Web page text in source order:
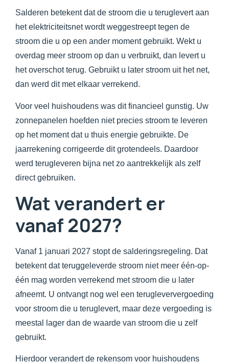
Salderen betekent dat de stroom die u teruglevert aan
het elektriciteitsnet wordt weggestreept tegen de
stroom die u op een ander moment gebruikt. Wekt u
overdag meer stroom op dan u verbruikt, dan levert u
het overschot terug. Gebruikt u later stroom uit het net,
dan werd dit met elkaar verrekend.
Voor veel huishoudens was dit financieel gunstig. Uw
zonnepanelen hoefden niet precies stroom te leveren
op het moment dat u thuis energie gebruikte. De
jaarrekening corrigeerde dit grotendeels. Daardoor
werd terugleveren bijna net zo aantrekkelijk als zelf
direct gebruiken.
Wat verandert er
vanaf 2027?
Vanaf 1 januari 2027 stopt de salderingsregeling. Dat
betekent dat teruggeleverde stroom niet meer één-op-
één mag worden verrekend met stroom die u later
afneemt. U ontvangt nog wel een terugleververgoeding
voor stroom die u teruglevert, maar deze vergoeding is
meestal lager dan de waarde van stroom die u zelf
gebruikt.
Hierdoor verandert de rekensom voor huishoudens